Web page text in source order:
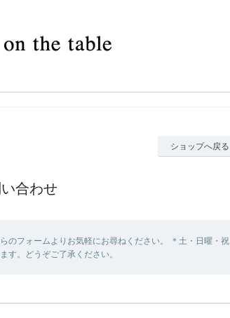
ショップへ戻る
合わせ
のフォームよりお気軽にお尋ねください。 ＊土・日曜・祝
す。どうぞご了承ください。